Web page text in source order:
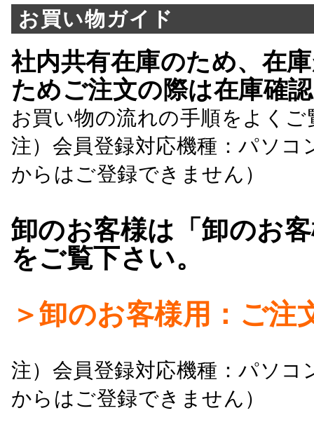
お買い物ガイド
社内共有在庫のため、在
ためご注文の際は在庫確
お買い物の流れの手順をよくご
注）会員登録対応機種：パソ
からはご登録できません）
卸のお客様は「卸のお
をご覧下さい。
＞卸のお客様用：ご注
注）会員登録対応機種：パソ
からはご登録できません）